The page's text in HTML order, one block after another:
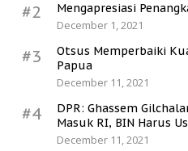
#2
Mengapresiasi
December 1, 2021
#3
Otsus Memperbaiki
Papua
December 11, 2021
#4
DPR: Ghassem
Masuk RI, BIN Harus
December 11, 2021